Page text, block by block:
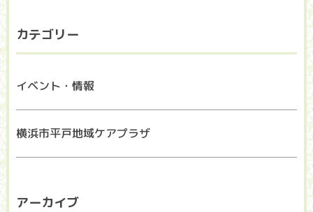
カテゴリー
イベント・情報
横浜市平戸地域ケアプラザ
アーカイブ